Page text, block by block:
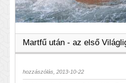
Martfű után - az első
hozzászólás, 2013-10-22